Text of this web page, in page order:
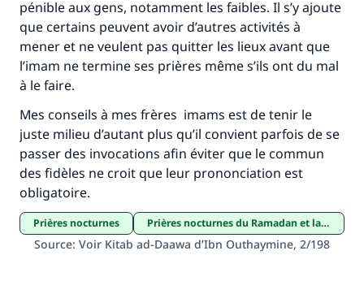
pénible aux gens, notamment les faibles. Il s’y ajoute
que certains peuvent avoir d’autres activités à
mener et ne veulent pas quitter les lieux avant que
l’imam ne termine ses prières même s’ils ont du mal
à le faire.
Mes conseils à mes frères imams est de tenir le
juste milieu d’autant plus qu’il convient parfois de se
passer des invocations afin éviter que le commun
des fidèles ne croit que leur prononciation est
obligatoire.
prières nocturnes Prières nocturnes du Ramadan et la Nuit du Destin
Source: Voir Kitab ad-Daawa d’Ibn Outhaymine, 2/198
contribution
Aidez nous à apporter des réponses.
Le Messager d'Allah (Paix sur lui) a dit:
"Celui qui indique une bonne action obtient la
même récompense que celui qui le fait."
(MOUSLIM 1893)